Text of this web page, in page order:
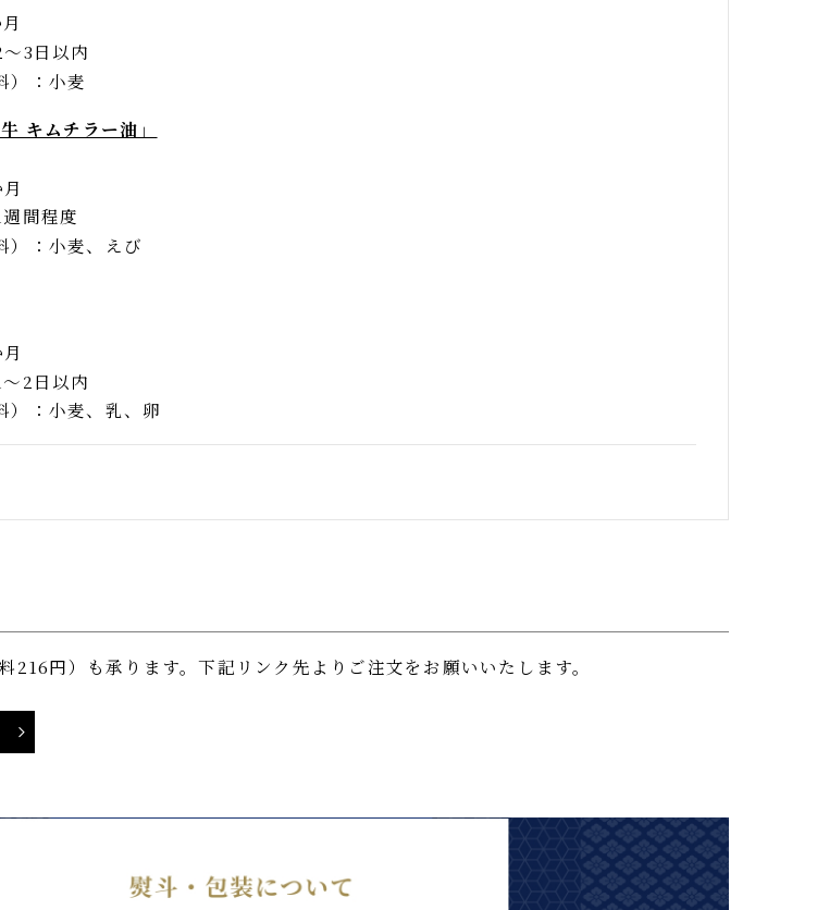
月
料）
小麦
牛 キムチラー油」
月
）
月
1〜2日以内
）
料216円）も承ります。下記リンク先よりご注文をお願いいたします。